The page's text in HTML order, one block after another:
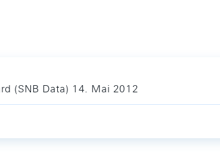
(SNB Data) 14. Mai 2012